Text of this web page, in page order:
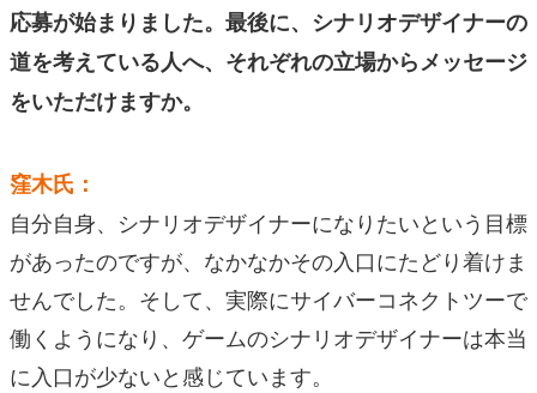
応募が始まりました。最後に、シナリオデザイナーの
道を考えている人へ、それぞれの立場からメッセージ
をいただけますか。
窪木氏：
自分自身、シナリオデザイナーになりたいという目標
があったのですが、なかなかその入口にたどり着けま
せんでした。そして、実際にサイバーコネクトツーで
働くようになり、ゲームのシナリオデザイナーは本当
に入口が少ないと感じています。